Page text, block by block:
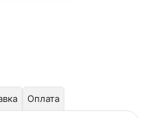
Оплата